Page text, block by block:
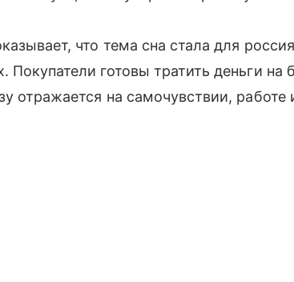
что тема сна стала для
Покупатели готовы тратить деньги
отражается на самочувствии, работе